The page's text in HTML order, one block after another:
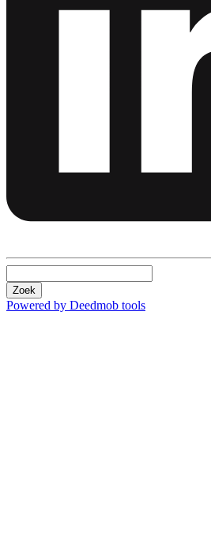
Zoek
Powered by Deedmob tools